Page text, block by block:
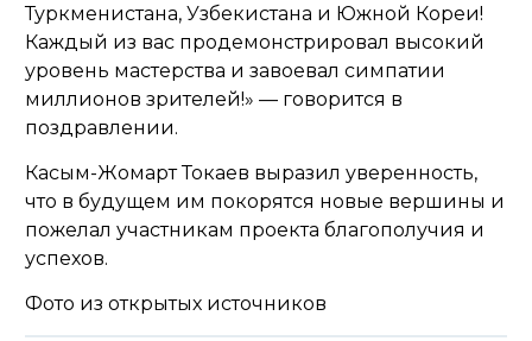
Туркменистана, Узбекистана и Южной Кореи!
Каждый из вас продемонстрировал высокий
уровень мастерства и завоевал симпатии
миллионов зрителей!» — говорится в
поздравлении.
Касым-Жомарт Токаев выразил уверенность,
что в будущем им покорятся новые вершины и
пожелал участникам проекта благополучия и
успехов.
Фото из открытых источников